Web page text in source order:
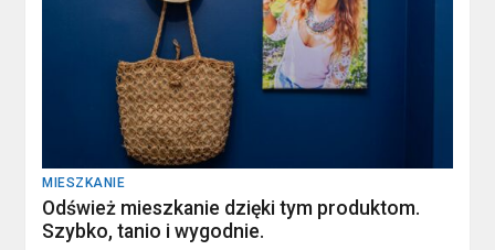
MIESZKANIE
Odśwież mieszkanie dzięki tym produktom.
Szybko, tanio i wygodnie.